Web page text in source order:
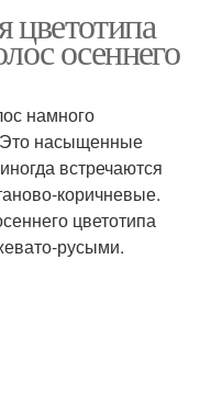
цветотипа
осеннего
намного
Это насыщенные
встречаются
коричневые.
цветотипа
русыми.